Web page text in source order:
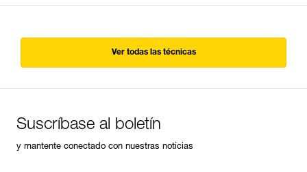
Ver todas las técnicas
Suscríbase al boletín
y mantente conectado con nuestras noticias